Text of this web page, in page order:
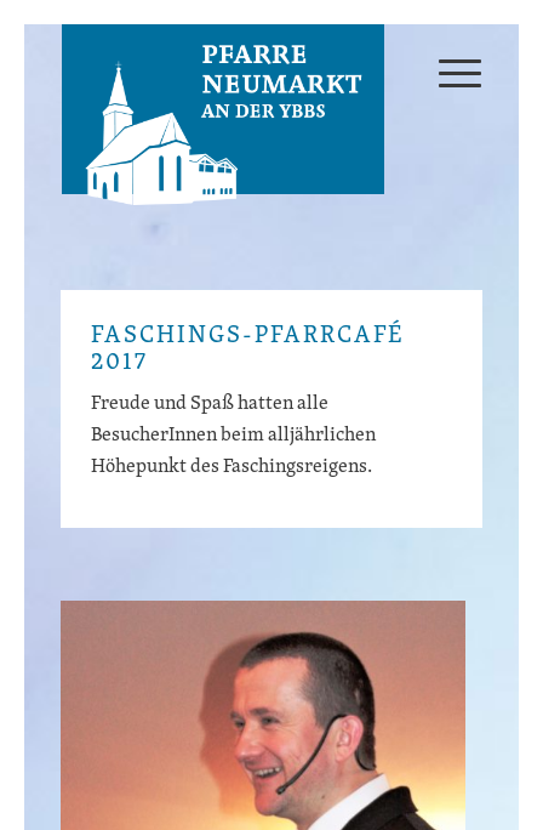
FASCHINGS-PFARRCAFÉ
2017
Freude und Spaß hatten alle
BesucherInnen beim alljährlichen
Höhepunkt des Faschingsreigens.